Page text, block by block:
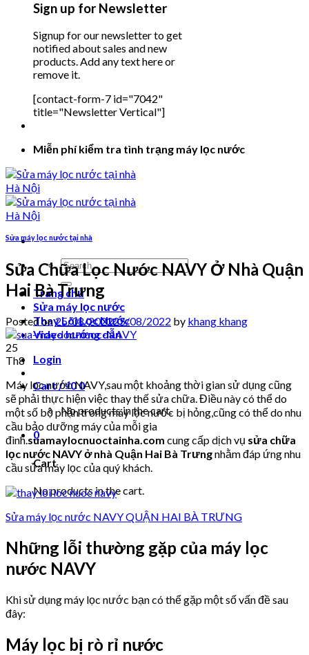
Sign up for Newsletter
Signup for our newsletter to get
notified about sales and new
products. Add any text here or
remove it.
[contact-form-7 id="7042"
title="Newsletter Vertical"]
Miễn phí kiểm tra tình trạng máy lọc nước
Search
for:
Trang chủ
Sửa máy lọc nước
Thay Lõi Lọc Nước
Video hướng dẫn
Login
Cart /₫00
No products in the cart.
0
Cart
No products in the cart.
Sửa máy lọc nước tại nhà
Sửa Chữa Lọc Nước NAVY Ở Nhà Quận
Hai Bà Trưng
Posted on25/08/202225/08/2022 by khang khang
25
Th8
Máy lọc nước NAVY,sau một khoảng thời gian sử dụng cũng
sẽ phải thực hiện việc thay thế sửa chữa. Điều này có thể do
một số bộ phận trong máy lọc nước bị hỏng,cũng có thể do nhu
cầu bảo dưỡng máy của mỗi gia
đình.suamaylocnuoctainha.com cung cấp dịch vụ sửa chữa
lọc nước NAVY ở nhà Quận Hai Bà Trưngnhằm đáp ứng nhu
cầu sửa máy lọc của quý khách.
Sửa máy lọc nước NAVY QUẬN HAI BÀ TRƯNG
Những lỗi thường gặp của máy lọc
nước NAVY
Khi sử dụng máy lọc nước bạn có thể gặp một số vấn đề sau
đây:
Máy lọc bị rò rỉ nước